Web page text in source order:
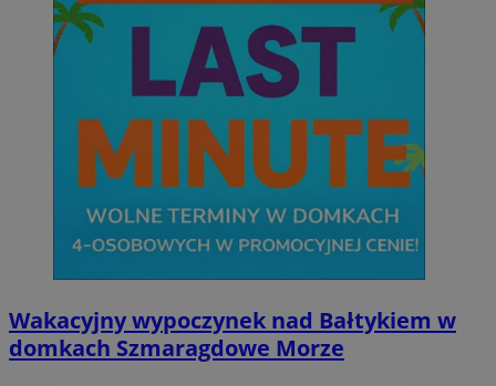
Wakacyjny wypoczynek nad Bałtykiem w
domkach Szmaragdowe Morze